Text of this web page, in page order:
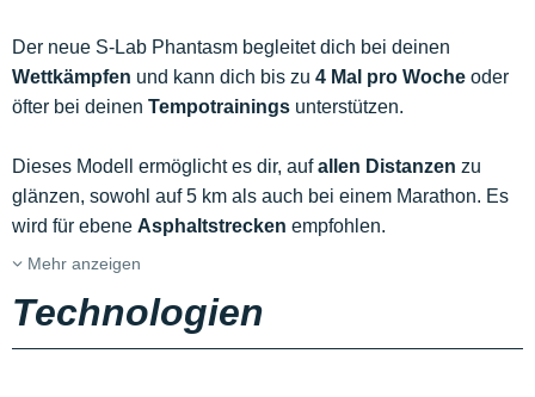
Der neue S-Lab Phantasm begleitet dich bei deinen
Wettkämpfen und kann dich bis zu 4 Mal pro Woche oder
öfter bei deinen Tempotrainings unterstützen.
Dieses Modell ermöglicht es dir, aufallen Distanzen zu
glänzen, sowohl auf 5 km als auch bei einem Marathon. Es
wird für ebene Asphaltstrecken empfohlen.
Mehr anzeigen
Technologien